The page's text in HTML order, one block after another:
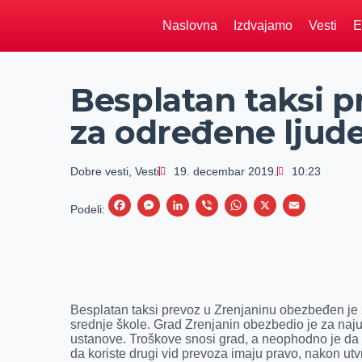
Naslovna Izdvajamo Vesti
Besplatan taksi
za određene
Dobre vesti ,Vesti 19. decembar 2019. 10:23
Podeli:
F
o
o
M
n
g
L
d
I
V
W
A
p
X
Besplatan taksi prevoz u Zrenjaninu obezbeđen
srednje škole. Grad Zrenjanin obezbedio je za
ustanove. Troškove snosi grad, a neophodno je
da koriste drugi vid prevoza imaju pravo, nakon